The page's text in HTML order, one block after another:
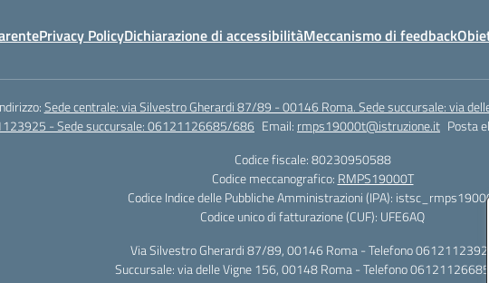
Privacy PolicyDichiarazione di accessibilitàMeccanismo di feedback
Sede centrale: via Silvestro Gherardi 87/89 - 00146 Roma. Sede succursale: via
- Sede succursale: 06121126685/686 Email: rmps19000t@istruzione.it Posta
Codice fiscale: 80230950588
Codice meccanografico: RMPS19000T
Codice Indice delle Pubbliche Amministrazioni (IPA):
Codice unico di fatturazione (CUF): UFE6AQ
Via Silvestro Gherardi 87/89, 00146 Roma - Telefono 06121123925
Succursale: via delle Vigne 156, 00148 Roma - Telefono